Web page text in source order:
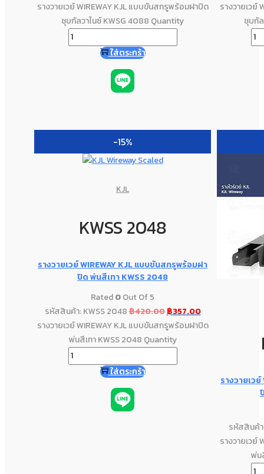
รางวายเวย์ WIREWAY KJL แบบขันสกรูพร้อมฝาปิด
ชุบกัลวาไนซ์ KWSG 4088 Quantity
ใส่ตระกร้า
รางวายเวย์
ชุบกั
-15%
KJL
KWSS 2048
รางวายเวย์ WIREWAY KJL แบบขันสกรูพร้อมฝา
ปิด พ่นสีเทา KWSS 2048
Rated0Out Of 5
รหัสสินค้า: KWSS 2048฿420.00 ฿357.00
รางวายเวย์ WIREWAY KJL แบบขันสกรูพร้อมฝาปิด
พ่นสีเทา KWSS 2048 Quantity
ใส่ตระกร้า
รางวายเว
รหัสสินค้
รางวายเวย์
พ่น